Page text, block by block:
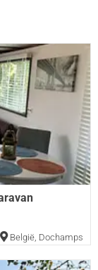
België Dochamps